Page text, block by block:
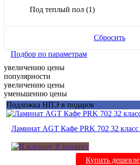
Под теплый пол (1)
Сбросить
Подбор по параметрам
увеличению цены
популярности
увеличению цены
уменьшению цены
Подложка НПЭ в подарок
Ламинат AGT Кафе PRK 702 32 класс
В корзину
Купить дешевле